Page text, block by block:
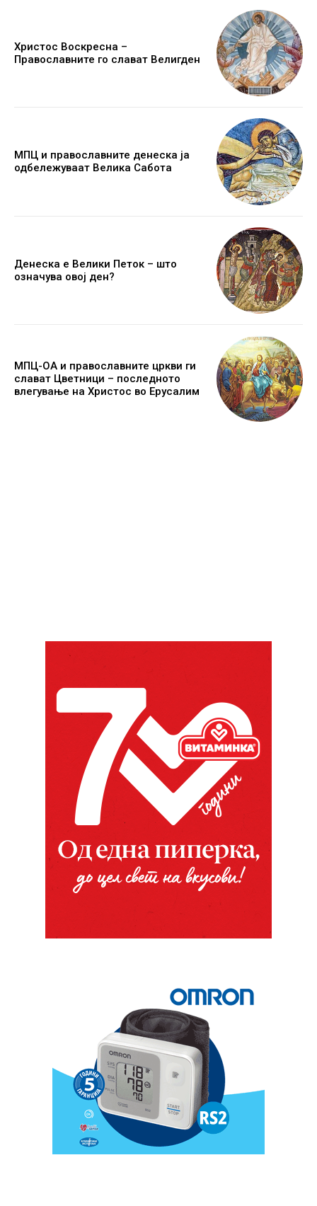
Христос Воскресна –
Православните го слават Велигден
МПЦ и православните денеска ја
одбележуваат Велика Сабота
Денеска е Велики Петок – што
означува овој ден?
МПЦ-ОА и православните цркви ги
слават Цветници – последното
влегување на Христос во Ерусалим